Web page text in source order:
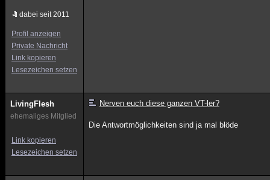
dabei seit 2011
Profil anzeigen
Private Nachricht
Link kopieren
Lesezeichen setzen
LivingFlesh
ehemaliges Mitglied
Link kopieren
Lesezeichen setzen
Nerven euch diese ganzen VT-ler?
Die Antwortmöglichkeiten sind ja mal blöde